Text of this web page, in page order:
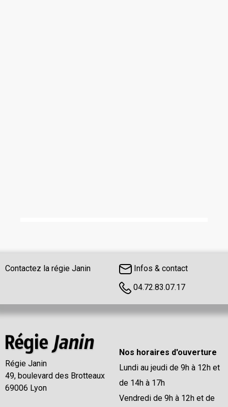
Contactez la régie Janin
Infos & contact
04.72.83.07.17
Régie Janin
49, boulevard des Brotteaux
69006 Lyon
Nos horaires d'ouverture
Lundi au jeudi de 9h à 12h et
de 14h à 17h
Vendredi de 9h à 12h et de